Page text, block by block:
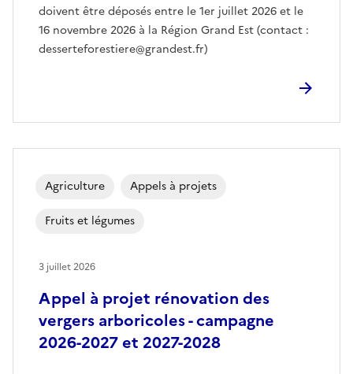
doivent être déposés entre le 1er juillet 2026 et le
16 novembre 2026 à la Région Grand Est (contact :
desserteforestiere@grandest.fr)
Appel à projet rénovation des
vergers arboricoles - campagne
2026-2027 et 2027-2028
Agriculture Appels à projets
Fruits et légumes
3 juillet 2026